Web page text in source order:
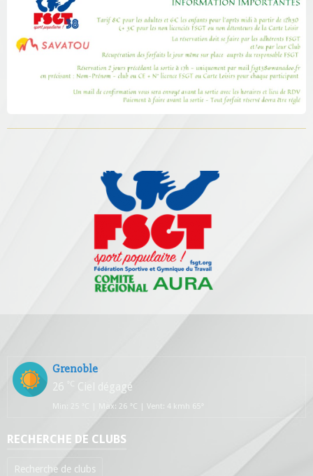
Grenoble
26 °C Ciel dégagé
Min: 25 °C | Max: 26 °C | Vent: 4 kmh 65°
RECHERCHE DE CLUBS
Recherche de clubs